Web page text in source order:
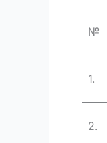
№
1.
2.